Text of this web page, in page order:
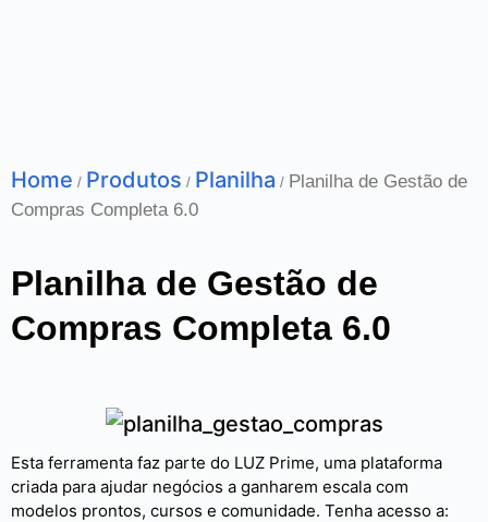
Home / Produtos / Planilha / Planilha de Gestão de
Compras Completa 6.0
Planilha de Gestão de
Compras Completa 6.0
Esta ferramenta faz parte do LUZ Prime, uma plataforma
criada para ajudar negócios a ganharem escala com
modelos prontos, cursos e comunidade. Tenha acesso a: